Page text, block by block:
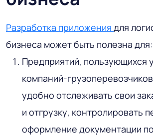
Разработка приложения для
бизнеса может быть полезна для:
Предприятий, пользующихся
компаний-
удобно отслеживать свои
и отгрузку, контролировать
оформление документации